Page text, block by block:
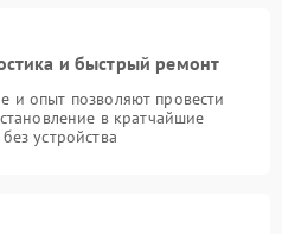
и быстрый ремонт
и опыт позволяют провести
в кратчайшие
устройства